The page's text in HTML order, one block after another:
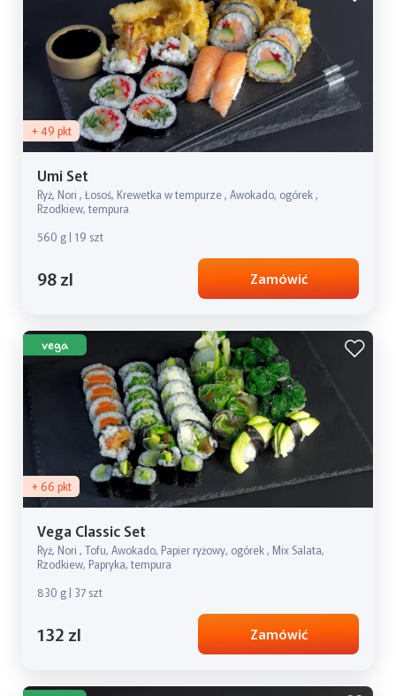
+ 49 pkt
Umi Set
Ryż, Nori , Łosoś, Krewetka w tempurze , Awokado, ogórek ,
Rzodkiew, tempura
560 g | 19 szt
98 zl Zamówić
vega
+ 66 pkt
Vega Classic Set
Ryż, Nori , Tofu, Awokado, Papier ryżowy, ogórek , Mix Salata,
Rzodkiew, Papryka, tempura
830 g | 37 szt
132 zl Zamówić